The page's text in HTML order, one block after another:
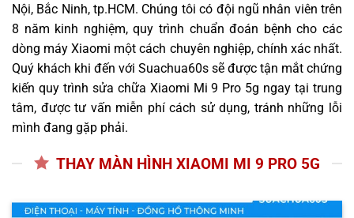
Nội, Bắc Ninh, tp.HCM. Chúng tôi có đội ngũ nhân viên trên
8 năm kinh nghiệm, quy trình chuẩn đoán bệnh cho các
dòng máy Xiaomi một cách chuyên nghiệp, chính xác nhất.
Quý khách khi đến với Suachua60s sẽ được tận mắt chứng
kiến quy trình sửa chữa Xiaomi Mi 9 Pro 5g ngay tại trung
tâm, được tư vấn miễn phí cách sử dụng, tránh những lỗi
mình đang gặp phải.
THAY MÀN HÌNH XIAOMI MI 9 PRO 5G